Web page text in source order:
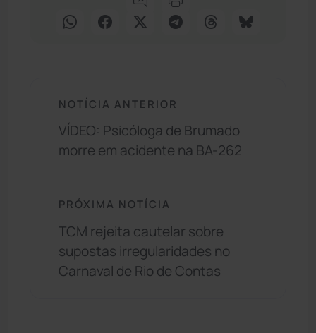
NOTÍCIA ANTERIOR
VÍDEO: Psicóloga de Brumado
morre em acidente na BA-262
PRÓXIMA NOTÍCIA
TCM rejeita cautelar sobre
supostas irregularidades no
Carnaval de Rio de Contas